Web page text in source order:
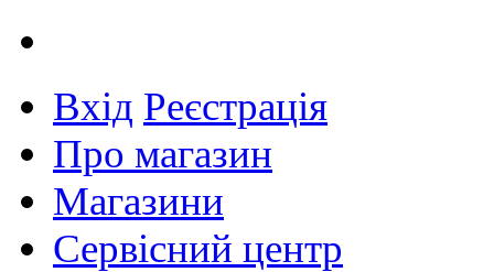
Вхід Реєстрація
Про магазин
Магазини
Сервісний центр